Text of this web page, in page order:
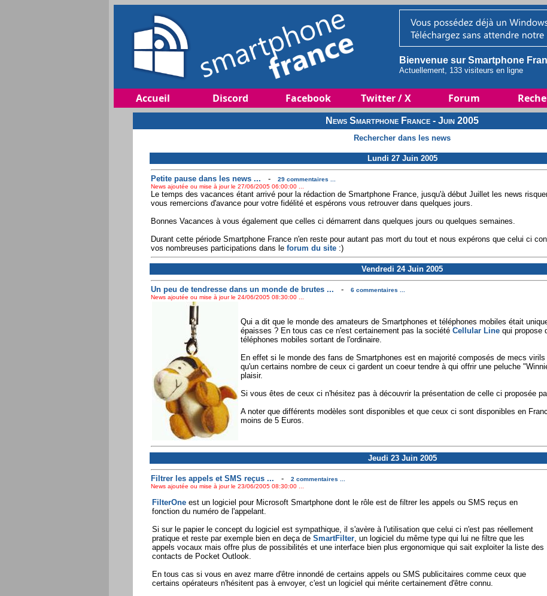
Bienvenue sur Smartphone
Actuellement, 133 visiteurs en ligne
Accueil Discord Facebook Twitter / X Forum
News Smartphone France - Juin 2005
Rechercher dans les news
Lundi 27 Juin 2005
Petite pause dans les news ... -
29 commentaires ...
News ajoutée ou mise à jour le 27/06/2005 06:00:00 ...
Le temps des vacances étant arrivé pour la rédaction de Smartphone France, jusqu'à début Juillet les news
vous remercions d'avance pour votre fidélité et espérons vous retrouver dans quelques jours.
Bonnes Vacances à vous également que celles ci démarrent dans quelques jours ou quelques semaines.
Durant cette période Smartphone France n'en reste pour autant pas mort du tout et nous expérons que celui ci
vos nombreuses participations dans le forum du site:)
Vendredi 24 Juin 2005
Un peu de tendresse dans un monde de brutes ... -
6 commentaires ...
News ajoutée ou mise à jour le 24/06/2005 08:30:00 ...
Qui a dit que le monde des amateurs de Smartphones et téléphones mobiles était
épaisses ? En tous cas ce n'est certainement pas la société Cellular Linequi propose
téléphones mobiles sortant de l'ordinaire.
En effet si le monde des fans de Smartphones est en majorité composés de mecs
qu'un certains nombre de ceux ci gardent un coeur tendre à qui offrir une peluche
plaisir.
Si vous êtes de ceux ci n'hésitez pas à découvrir la présentation de celle ci proposée
A noter que différents modèles sont disponibles et que ceux ci sont disponibles en
moins de 5 Euros.
Jeudi 23 Juin 2005
Filtrer les appels et SMS reçus ... -
2 commentaires ...
News ajoutée ou mise à jour le 23/06/2005 08:30:00 ...
FilterOneest un logiciel pour Microsoft Smartphone dont le rôle est de filtrer les appels ou SMS reçus en
fonction du numéro de l'appelant.
Si sur le papier le concept du logiciel est sympathique, il s'avère à l'utilisation que celui ci n'est pas réellement
pratique et reste par exemple bien en deça de SmartFilter, un logiciel du même type qui lui ne filtre que les
appels vocaux mais offre plus de possibilités et une interface bien plus ergonomique qui sait exploiter la liste des
contacts de Pocket Outlook.
En tous cas si vous en avez marre d'être innondé de certains appels ou SMS publicitaires comme ceux que
certains opérateurs n'hésitent pas à envoyer, c'est un logiciel qui mérite certainement d'être connu.